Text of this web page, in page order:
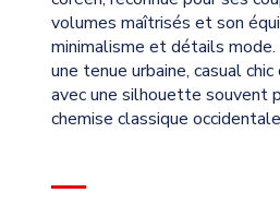
volumes maîtrisés et son
minimalisme et détails
une tenue urbaine, casual
avec une silhouette souvent
chemise classique